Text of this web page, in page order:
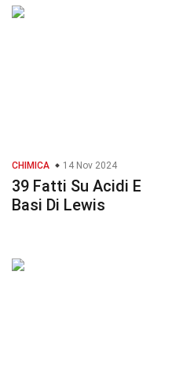
CHIMICA 14 Nov 2024
39 Fatti Su Acidi E
Basi Di Lewis